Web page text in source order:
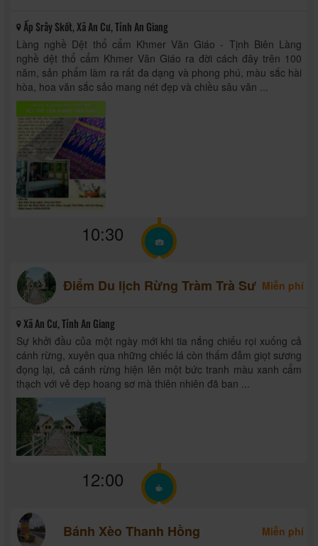
Ấp Srây Skốt, Xã An Cư, Tỉnh An Giang
Làng nghề Dệt thổ cẩm Khmer Văn Giáo - Tịnh Biên Làng
nghề dệt thổ cẩm Khmer Văn Giáo ra đời cách đây trên 100
năm, sản phẩm làm ra rất đa dạng và phong phú, màu sắc hài
hòa, hoa văn sắc sảo mang nét đẹp và chiều sâu văn ...
10:30
Điểm Du lịch Rừng Tràm Trà Sư Miễn phí
Xã An Cư, Tỉnh An Giang
Sự khởi đầu của một ngày mới khi tia nắng chiếu rọi xuống cả
cánh rừng, xuyên qua những chiếc lá còn thấm đẫm giọt sương
đọng lại, cả cánh rừng hiện lên một bức tranh màu xanh cẩm
thạch với vẻ đẹp hoang sơ mà thiên nhiên đã ban ...
12:00
Bánh Xèo Thanh Hồng Miễn phí